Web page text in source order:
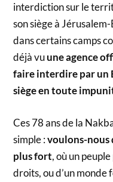
interdiction sur le
son siège à
dans certains camps
déjà vuune agence
faire interdire par un
siège en toute
Ces 78 ans de la
simple :voulons-nous
plus fort, où un
droits, ou d’un monde